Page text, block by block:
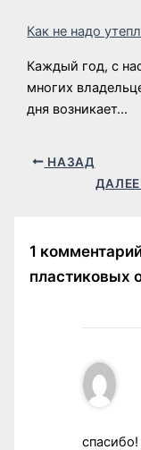
Как не надо
Каждый год, с
многих
дня возникает…
НАЗАД
ДАЛЕЕ
1
пластиковых
спасибо!